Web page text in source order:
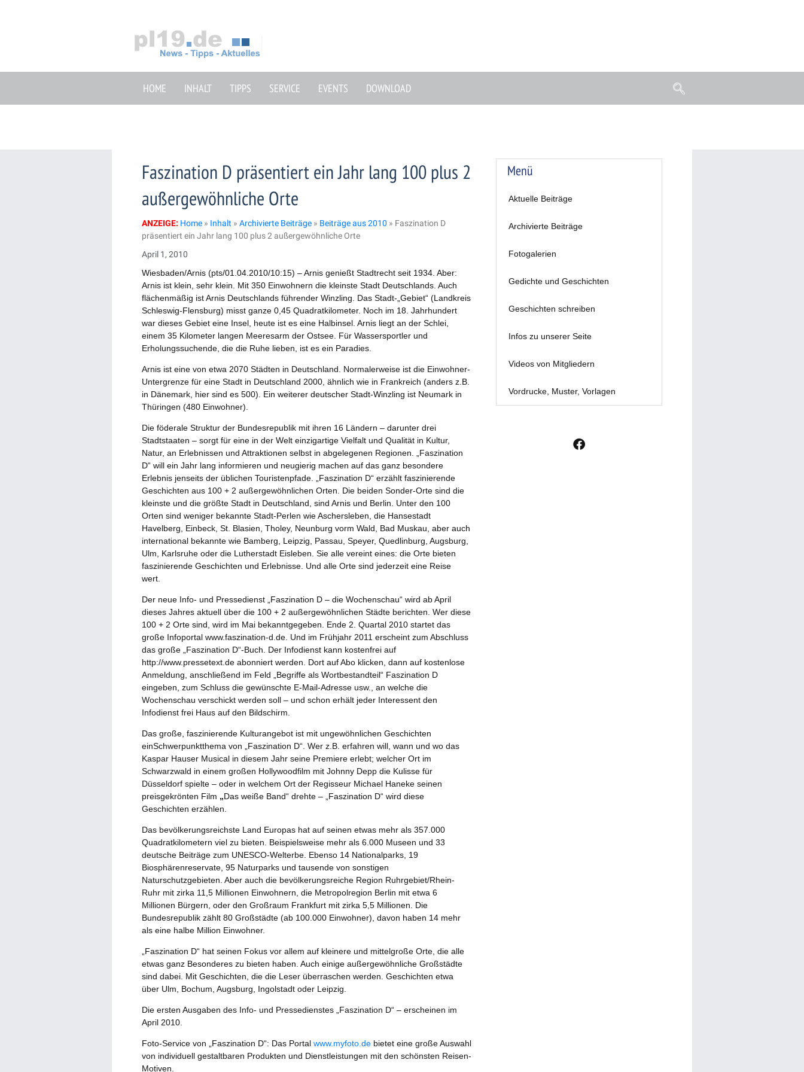
HOME INHALT TIPPS SERVICE EVENTS DOWNLOAD
Faszination D präsentiert ein Jahr lang 100 plus 2
außergewöhnliche Orte
ANZEIGE: Home » Inhalt » Archivierte Beiträge » Beiträge aus 2010 » Faszination D
präsentiert ein Jahr lang 100 plus 2 außergewöhnliche Orte
April 1, 2010
Wiesbaden/Arnis (pts/01.04.2010/10:15) – Arnis genießt Stadtrecht seit 1934. Aber:
Arnis ist klein, sehr klein. Mit 350 Einwohnern die kleinste Stadt Deutschlands. Auch
flächenmäßig ist Arnis Deutschlands führender Winzling. Das Stadt-„Gebiet“ (Landkreis
Schleswig-Flensburg) misst ganze 0,45 Quadratkilometer. Noch im 18. Jahrhundert
war dieses Gebiet eine Insel, heute ist es eine Halbinsel. Arnis liegt an der Schlei,
einem 35 Kilometer langen Meeresarm der Ostsee. Für Wassersportler und
Erholungssuchende, die die Ruhe lieben, ist es ein Paradies.
Arnis ist eine von etwa 2070 Städten in Deutschland. Normalerweise ist die Einwohner-
Untergrenze für eine Stadt in Deutschland 2000, ähnlich wie in Frankreich (anders z.B.
in Dänemark, hier sind es 500). Ein weiterer deutscher Stadt-Winzling ist Neumark in
Thüringen (480 Einwohner).
Die föderale Struktur der Bundesrepublik mit ihren 16 Ländern – darunter drei
Stadtstaaten – sorgt für eine in der Welt einzigartige Vielfalt und Qualität in Kultur,
Natur, an Erlebnissen und Attraktionen selbst in abgelegenen Regionen. „Faszination
D“ will ein Jahr lang informieren und neugierig machen auf das ganz besondere
Erlebnis jenseits der üblichen Touristenpfade. „Faszination D“ erzählt faszinierende
Geschichten aus 100 + 2 außergewöhnlichen Orten. Die beiden Sonder-Orte sind die
kleinste und die größte Stadt in Deutschland, sind Arnis und Berlin. Unter den 100
Orten sind weniger bekannte Stadt-Perlen wie Aschersleben, die Hansestadt
Havelberg, Einbeck, St. Blasien, Tholey, Neunburg vorm Wald, Bad Muskau, aber auch
international bekannte wie Bamberg, Leipzig, Passau, Speyer, Quedlinburg, Augsburg,
Ulm, Karlsruhe oder die Lutherstadt Eisleben. Sie alle vereint eines: die Orte bieten
faszinierende Geschichten und Erlebnisse. Und alle Orte sind jederzeit eine Reise
wert.
Der neue Info- und Pressedienst „Faszination D – die Wochenschau“ wird ab April
dieses Jahres aktuell über die 100 + 2 außergewöhnlichen Städte berichten. Wer diese
100 + 2 Orte sind, wird im Mai bekanntgegeben. Ende 2. Quartal 2010 startet das
große Infoportal www.faszination-d.de. Und im Frühjahr 2011 erscheint zum Abschluss
das große „Faszination D“-Buch. Der Infodienst kann kostenfrei auf
http://www.pressetext.de abonniert werden. Dort auf Abo klicken, dann auf kostenlose
Anmeldung, anschließend im Feld „Begriffe als Wortbestandteil“ Faszination D
eingeben, zum Schluss die gewünschte E-Mail-Adresse usw., an welche die
Wochenschau verschickt werden soll – und schon erhält jeder Interessent den
Infodienst frei Haus auf den Bildschirm.
Das große, faszinierende Kulturangebot ist mit ungewöhnlichen Geschichten
einSchwerpunktthema von „Faszination D“. Wer z.B. erfahren will, wann und wo das
Kaspar Hauser Musical in diesem Jahr seine Premiere erlebt; welcher Ort im
Schwarzwald in einem großen Hollywoodfilm mit Johnny Depp die Kulisse für
Düsseldorf spielte – oder in welchem Ort der Regisseur Michael Haneke seinen
preisgekrönten Film „Das weiße Band“ drehte – „Faszination D“ wird diese
Geschichten erzählen.
Das bevölkerungsreichste Land Europas hat auf seinen etwas mehr als 357.000
Quadratkilometern viel zu bieten. Beispielsweise mehr als 6.000 Museen und 33
deutsche Beiträge zum UNESCO-Welterbe. Ebenso 14 Nationalparks, 19
Biosphärenreservate, 95 Naturparks und tausende von sonstigen
Naturschutzgebieten. Aber auch die bevölkerungsreiche Region Ruhrgebiet/Rhein-
Ruhr mit zirka 11,5 Millionen Einwohnern, die Metropolregion Berlin mit etwa 6
Millionen Bürgern, oder den Großraum Frankfurt mit zirka 5,5 Millionen. Die
Bundesrepublik zählt 80 Großstädte (ab 100.000 Einwohner), davon haben 14 mehr
als eine halbe Million Einwohner.
„Faszination D“ hat seinen Fokus vor allem auf kleinere und mittelgroße Orte, die alle
etwas ganz Besonderes zu bieten haben. Auch einige außergewöhnliche Großstädte
sind dabei. Mit Geschichten, die die Leser überraschen werden. Geschichten etwa
über Ulm, Bochum, Augsburg, Ingolstadt oder Leipzig.
Die ersten Ausgaben des Info- und Pressedienstes „Faszination D“ – erscheinen im
April 2010.
Foto-Service von „Faszination D“: Das Portal www.myfoto.de bietet eine große Auswahl
von individuell gestaltbaren Produkten und Dienstleistungen mit den schönsten Reisen-
Motiven.
Menü
Aktuelle Beiträge
Archivierte Beiträge
Fotogalerien
Gedichte und Geschichten
Geschichten schreiben
Infos zu unserer Seite
Videos von Mitgliedern
Vordrucke, Muster, Vorlagen
F
a